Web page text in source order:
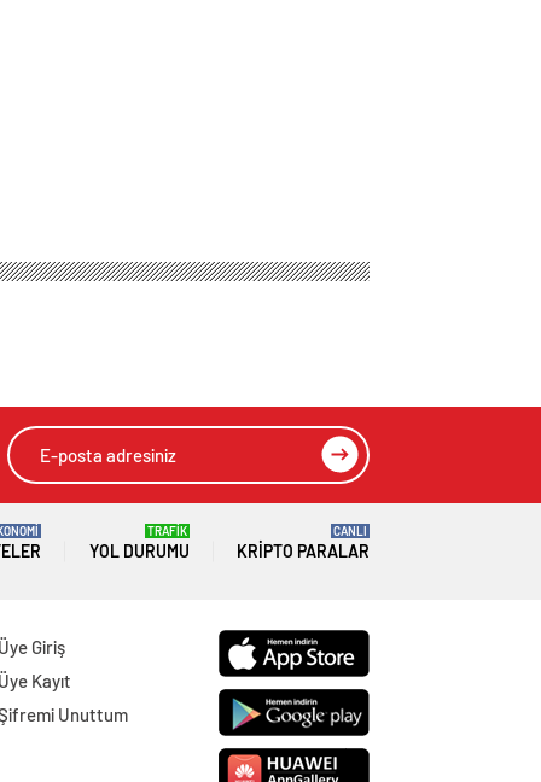
YOL DURUMU
TRAFİK
KRIPTO PARALAR
CANLI
Üye Giriş
Üye Kayıt
Unuttum